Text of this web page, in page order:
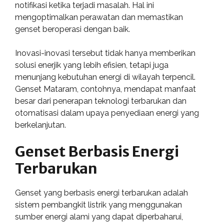
notifikasi ketika terjadi masalah. Hal ini
mengoptimalkan perawatan dan memastikan
genset beroperasi dengan baik.
Inovasi-inovasi tersebut tidak hanya memberikan
solusi enerjik yang lebih efisien, tetapi juga
menunjang kebutuhan energi di wilayah terpencil.
Genset Mataram, contohnya, mendapat manfaat
besar dari penerapan teknologi terbarukan dan
otomatisasi dalam upaya penyediaan energi yang
berkelanjutan.
Genset Berbasis Energi
Terbarukan
Genset yang berbasis energi terbarukan adalah
sistem pembangkit listrik yang menggunakan
sumber energi alami yang dapat diperbaharui,